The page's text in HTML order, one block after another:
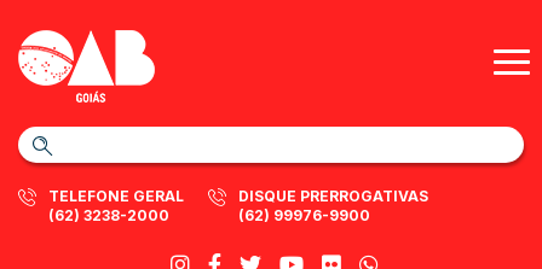
TELEFONE GERAL
(62) 3238-2000
DISQUE PRERROGATIVAS
(62) 99976-9900